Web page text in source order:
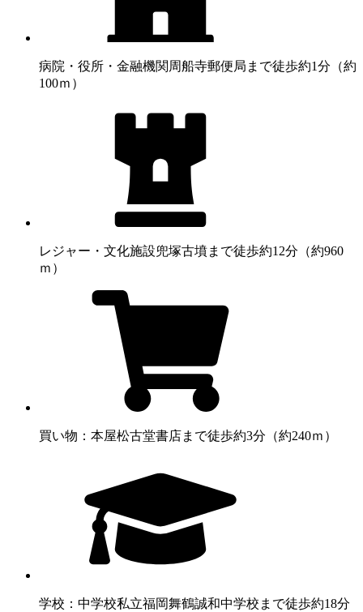
病院・役所・金融機関 周船寺郵便局まで徒歩約1分（約
100ｍ）
レジャー・文化施設兜塚古墳まで徒歩約12分（約960
ｍ）
買い物：本屋松古堂書店まで徒歩約3分（約240ｍ）
学校：中学校私立福岡舞鶴誠和中学校まで徒歩約18分